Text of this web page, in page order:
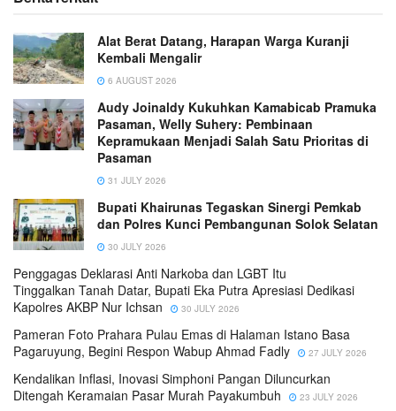
Alat Berat Datang, Harapan Warga Kuranji
Kembali Mengalir
6 AUGUST 2026
Audy Joinaldy Kukuhkan Kamabicab Pramuka
Pasaman, Welly Suhery: Pembinaan
Kepramukaan Menjadi Salah Satu Prioritas di
Pasaman
31 JULY 2026
Bupati Khairunas Tegaskan Sinergi Pemkab
dan Polres Kunci Pembangunan Solok Selatan
30 JULY 2026
Penggagas Deklarasi Anti Narkoba dan LGBT Itu
Tinggalkan Tanah Datar, Bupati Eka Putra Apresiasi Dedikasi
Kapolres AKBP Nur Ichsan
30 JULY 2026
Pameran Foto Prahara Pulau Emas di Halaman Istano Basa
Pagaruyung, Begini Respon Wabup Ahmad Fadly
27 JULY 2026
Kendalikan Inflasi, Inovasi Simphoni Pangan Diluncurkan
Ditengah Keramaian Pasar Murah Payakumbuh
23 JULY 2026